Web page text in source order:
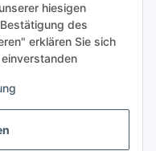
hiesigen
des
erklären Sie sich